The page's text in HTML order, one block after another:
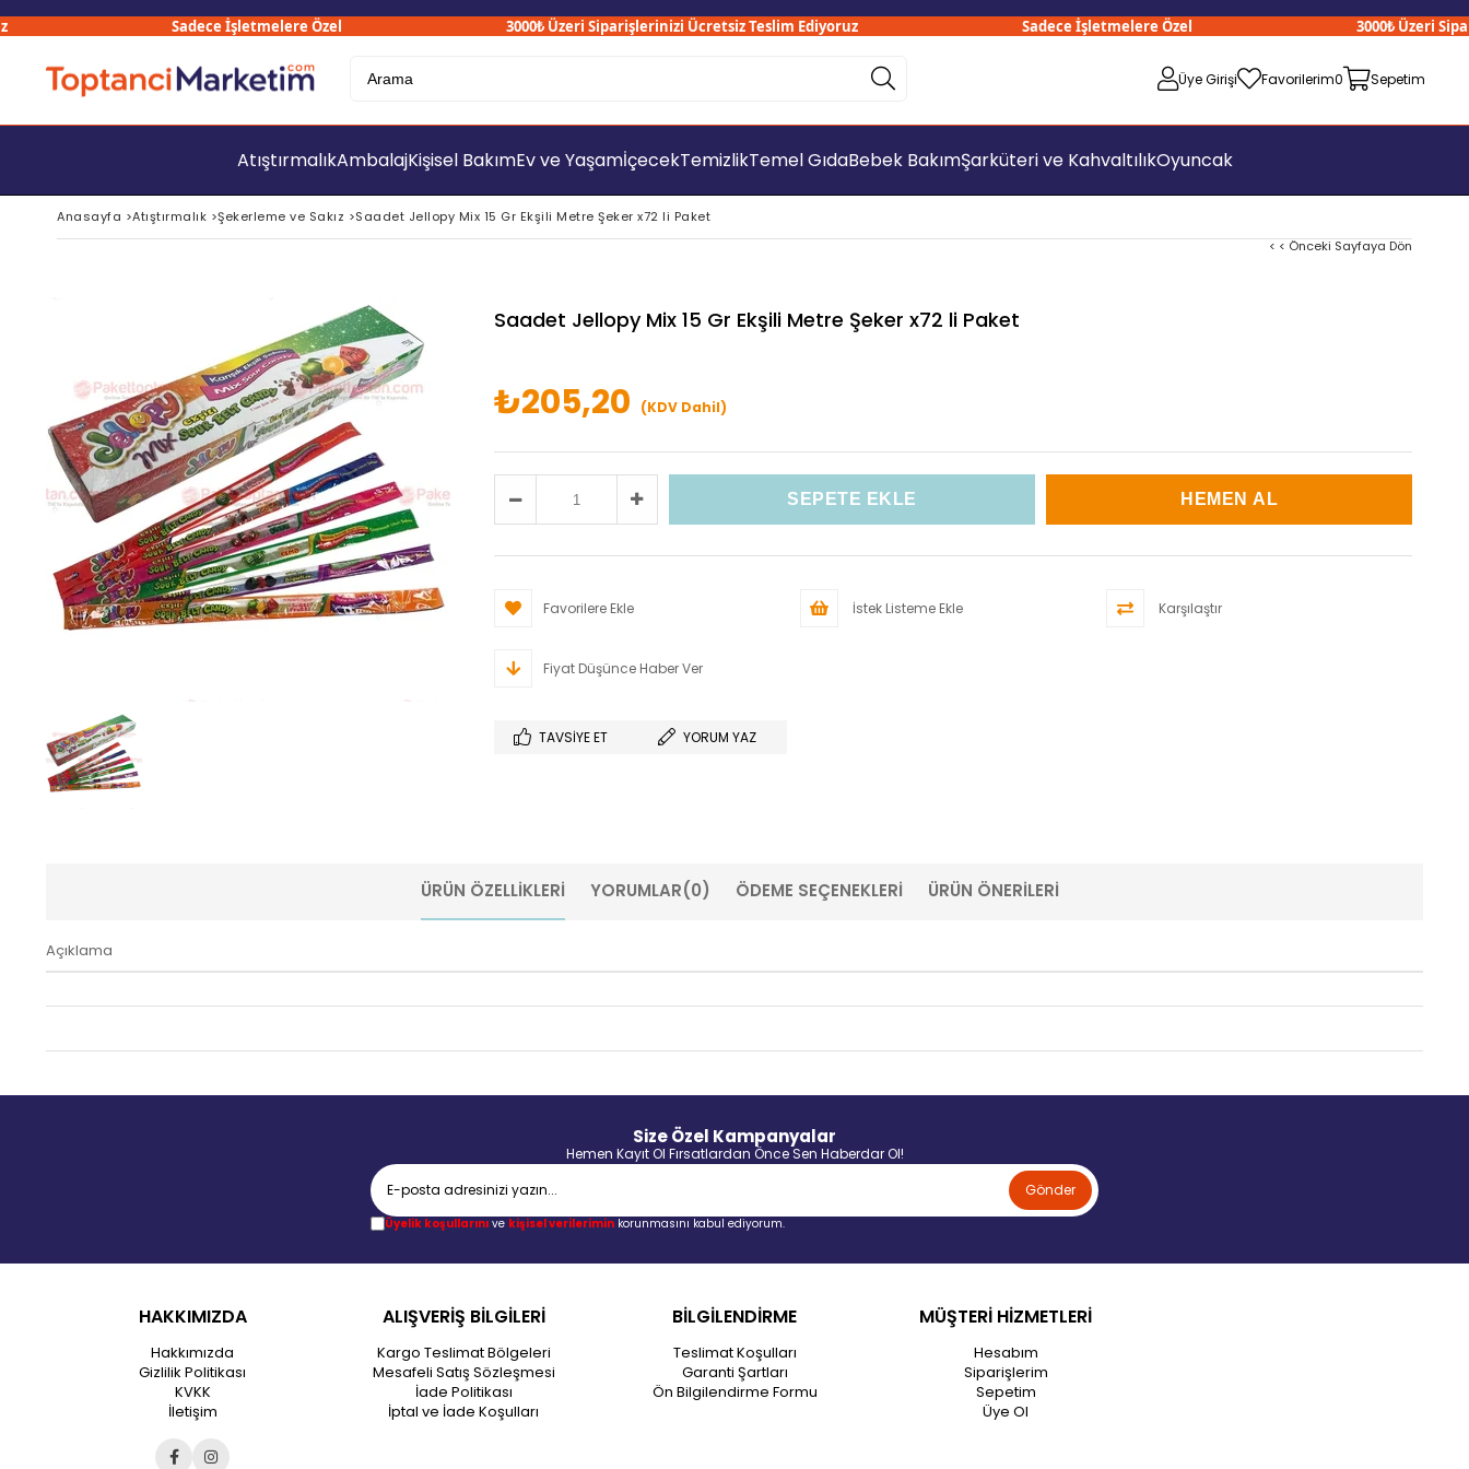
Sadece İşletmelere Özel 3000₺ Üzeri Siparişlerinizi Ücretsiz Teslim Ediyoruz Sadece İşletmelere Özel 3000₺ Üzeri
Üye Girişi Favorilerim0 Sepetim
AtıştırmalıkAmbalajKişisel BakımEv ve YaşamİçecekTemizlikTemel GıdaBebek BakımŞarküteri ve KahvaltılıkOyuncak
Anasayfa >Atıştırmalık >Şekerleme ve Sakız >Saadet Jellopy Mix 15 Gr Ekşili Metre Şeker x72 li Paket
< < Önceki Sayfaya Dön
Saadet Jellopy Mix 15 Gr Ekşili Metre Şeker x72 li Paket
₺205,20 (KDV Dahil)
Favorilere Ekle İstek Listeme Ekle Karşılaştır
Fiyat Düşünce Haber Ver
TAVSIYE ET YORUM YAZ
ÜRÜN ÖZELLIKLERI YORUMLAR(0) ÖDEME SEÇENEKLERI ÜRÜN ÖNERILERI
Açıklama
Size Özel Kampanyalar
Hemen Kayıt Ol Fırsatlardan Önce Sen Haberdar Ol!
Gönder
Üyelik koşullarınıve kişisel verileriminkorunmasını kabul ediyorum.
HAKKIMIZDA
Hakkımızda
Gizlilik Politikası
KVKK
İletişim
ALIŞVERİŞ BİLGİLERİ
Kargo Teslimat Bölgeleri
Mesafeli Satış Sözleşmesi
İade Politikası
İptal ve İade Koşulları
BİLGİLENDİRME
Teslimat Koşulları
Garanti Şartları
Ön Bilgilendirme Formu
MÜŞTERİ HİZMETLERİ
Hesabım
Siparişlerim
Sepetim
Üye Ol